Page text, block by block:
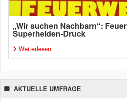
„Wir suchen Nachbarn“:
Superhelden-Druck
Weiterlesen
AKTUELLE UMFRAGE